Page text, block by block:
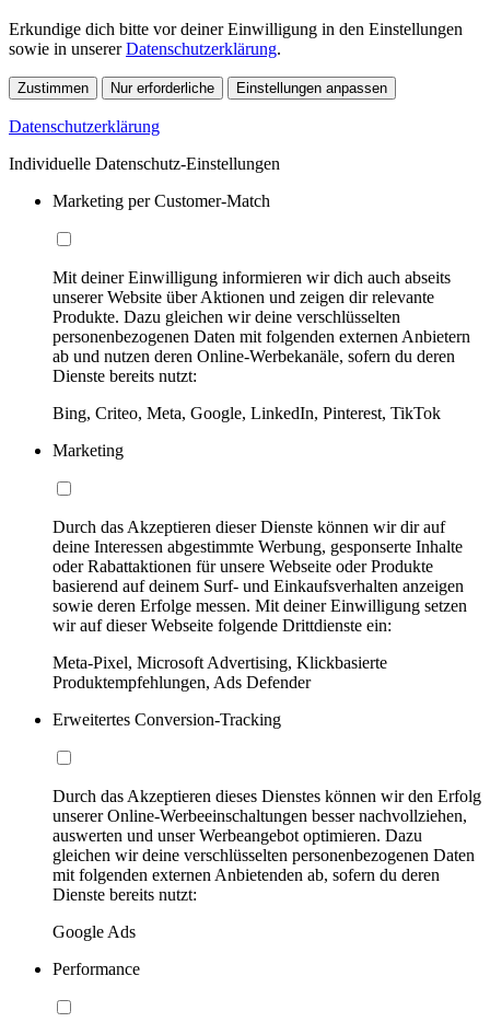
Erkundige dich bitte vor deiner Einwilligung in den Einstellungen
sowie in unsererDatenschutzerklärung.
Zustimmen Nur erforderliche Einstellungen anpassen
Datenschutzerklärung
Individuelle Datenschutz-Einstellungen
Marketing per Customer-Match
Mit deiner Einwilligung informieren wir dich auch abseits
unserer Website über Aktionen und zeigen dir relevante
Produkte. Dazu gleichen wir deine verschlüsselten
personenbezogenen Daten mit folgenden externen Anbietern
ab und nutzen deren Online-Werbekanäle, sofern du deren
Dienste bereits nutzt:
Bing, Criteo, Meta, Google, LinkedIn, Pinterest, TikTok
Marketing
Durch das Akzeptieren dieser Dienste können wir dir auf
deine Interessen abgestimmte Werbung, gesponserte Inhalte
oder Rabattaktionen für unsere Webseite oder Produkte
basierend auf deinem Surf- und Einkaufsverhalten anzeigen
sowie deren Erfolge messen. Mit deiner Einwilligung setzen
wir auf dieser Webseite folgende Drittdienste ein:
Meta-Pixel, Microsoft Advertising, Klickbasierte
Produktempfehlungen, Ads Defender
Erweitertes Conversion-Tracking
Durch das Akzeptieren dieses Dienstes können wir den Erfolg
unserer Online-Werbeeinschaltungen besser nachvollziehen,
auswerten und unser Werbeangebot optimieren. Dazu
gleichen wir deine verschlüsselten personenbezogenen Daten
mit folgenden externen Anbietenden ab, sofern du deren
Dienste bereits nutzt:
Google Ads
Performance